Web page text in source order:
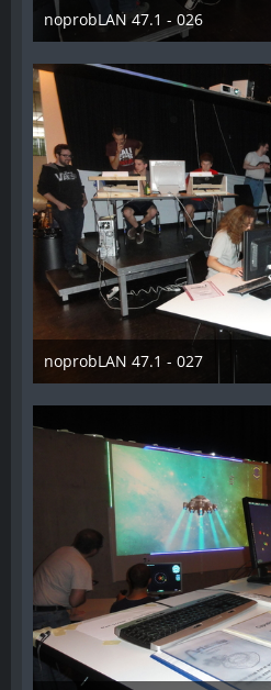
noprobLAN 47.1 - 026
26. Oktober 2014
noprobLAN 47.1 - 027
26. Oktober 2014